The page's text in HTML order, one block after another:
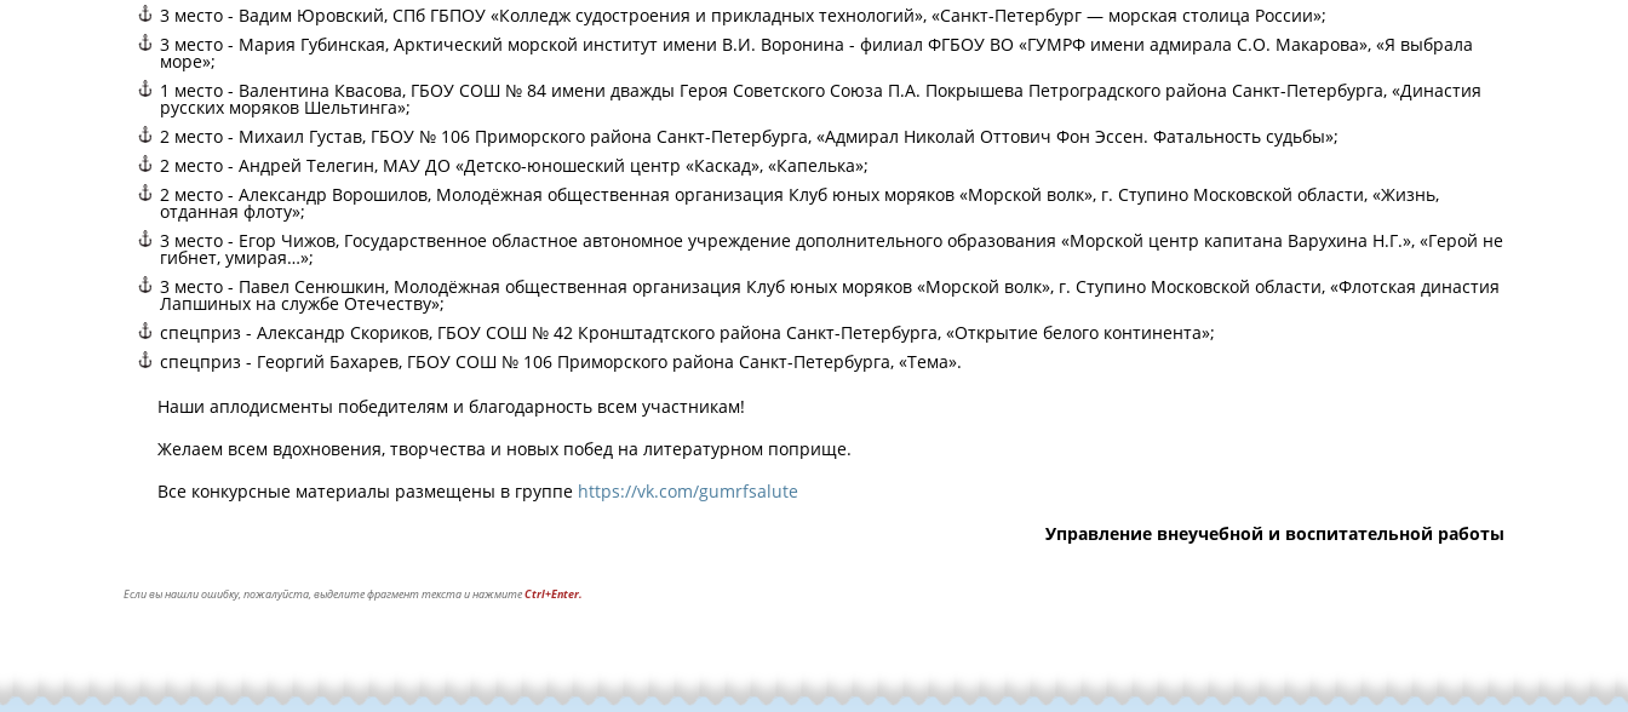
3 место - Вадим Юровский, СПб ГБПОУ «Колледж судостроения и прикладных технологий», «Санкт-Петербург — морская столица России»;
3 место - Мария Губинская, Арктический морской институт имени В.И. Воронина - филиал ФГБОУ ВО «ГУМРФ имени адмирала С.О. Макарова», «Я выбрала
море»;
1 место - Валентина Квасова, ГБОУ СОШ № 84 имени дважды Героя Советского Союза П.А. Покрышева Петроградского района Санкт-Петербурга, «Династия
русских моряков Шельтинга»;
2 место - Михаил Густав, ГБОУ № 106 Приморского района Санкт-Петербурга, «Адмирал Николай Оттович Фон Эссен. Фатальность судьбы»;
2 место - Андрей Телегин, МАУ ДО «Детско-юношеский центр «Каскад», «Капелька»;
2 место - Александр Ворошилов, Молодёжная общественная организация Клуб юных моряков «Морской волк», г. Ступино Московской области, «Жизнь,
отданная флоту»;
3 место - Егор Чижов, Государственное областное автономное учреждение дополнительного образования «Морской центр капитана Варухина Н.Г.», «Герой не
гибнет, умирая…»;
3 место - Павел Сенюшкин, Молодёжная общественная организация Клуб юных моряков «Морской волк», г. Ступино Московской области, «Флотская династия
Лапшиных на службе Отечеству»;
спецприз - Александр Скориков, ГБОУ СОШ № 42 Кронштадтского района Санкт-Петербурга, «Открытие белого континента»;
спецприз - Георгий Бахарев, ГБОУ СОШ № 106 Приморского района Санкт-Петербурга, «Тема».
Наши аплодисменты победителям и благодарность всем участникам!
Желаем всем вдохновения, творчества и новых побед на литературном поприще.
Все конкурсные материалы размещены в группе https://vk.com/gumrfsalute
Управление внеучебной и воспитательной работы
Если вы нашли ошибку, пожалуйста, выделите фрагмент текста и нажмитеCtrl+Enter.